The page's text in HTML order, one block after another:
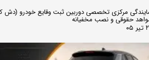
مرکزی تخصصی دوربین ثبت وقایع خودرو (دش
حقوقی و نصب مخفیانه